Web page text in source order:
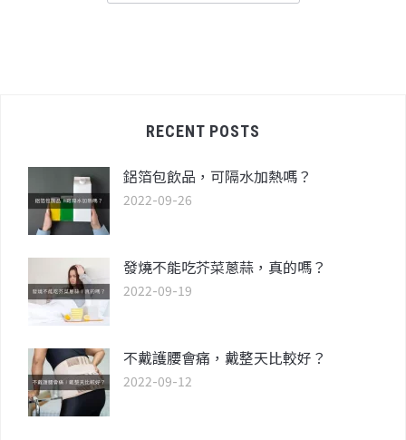
RECENT POSTS
鋁箔包飲品，可隔水加熱嗎？
2022-09-26
發燒不能吃芥菜蔥蒜，真的嗎？
2022-09-19
不戴護腰會痛，戴整天比較好？
2022-09-12